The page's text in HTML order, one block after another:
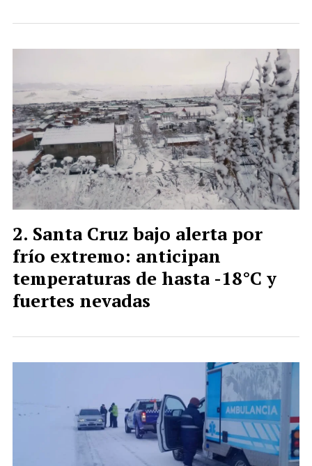
Santa Cruz bajo alerta por
frío extremo: anticipan
temperaturas de hasta -18°C y
fuertes nevadas